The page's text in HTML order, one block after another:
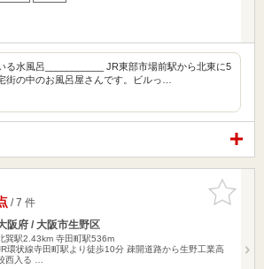
る水風呂___________ JR東部市場前駅から北東に5
街の中のお風呂屋さんです。ビルっ…
お気に入
りに追加
/ 7 件
阪府 / 大阪市生野区
巽駅2.43km 寺田町駅536m
環状線寺田町駅より徒歩10分 疎開道路から生野工業高
西入る …